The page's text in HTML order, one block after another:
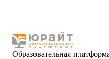
Образовательная